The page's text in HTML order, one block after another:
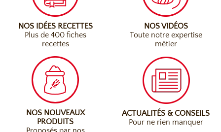
NOS IDÉES RECETTES
Plus de 400 fiches
recettes
NOS VIDÉOS
Toute notre expertise
métier
NOS NOUVEAUX
PRODUITS
ACTUALITÉS & CONSEILS
Pour ne rien manquer